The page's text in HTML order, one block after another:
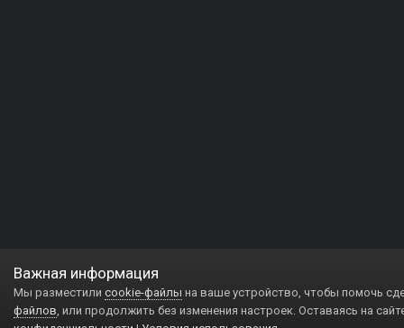
Важная информация
Мы разместили cookie-файлы на ваше устройство, чтобы помочь
файлов, или продолжить без изменения настроек. Оставаясь на